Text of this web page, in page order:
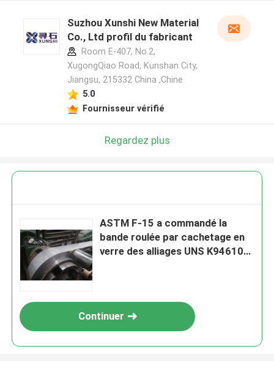
Suzhou Xunshi New Material
Co., Ltd profil du fabricant
Room E-407, No.2,
XugongQiao Road, Kunshan City,
Jiangsu, 215332 China ,Chine
5.0
Fournisseur vérifié
Regardez plus
ASTM F-15 a commandé la
bande roulée par cachetage en
verre des alliages UNS K94610
Continuer